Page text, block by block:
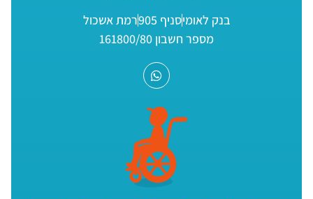
בנק לאומיסניף 905
רמת אשכול
מספר חשבון 161800/80